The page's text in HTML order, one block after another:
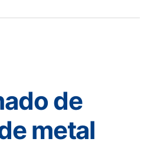
de
metal